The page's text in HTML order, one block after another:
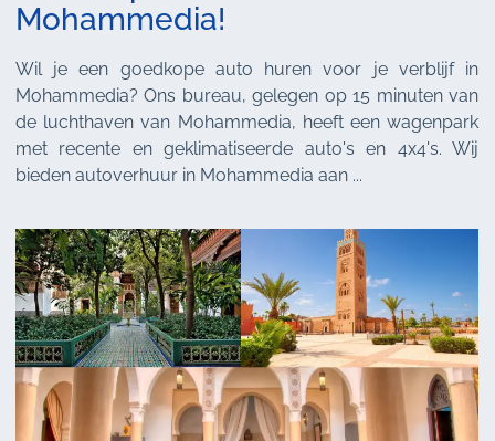
Mohammedia!
Wil je een goedkope auto huren voor je verblijf in
Mohammedia? Ons bureau, gelegen op 15 minuten van
de luchthaven van Mohammedia, heeft een wagenpark
met recente en geklimatiseerde auto's en 4x4's. Wij
bieden autoverhuur in Mohammedia aan ...